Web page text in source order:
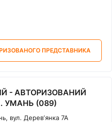
ПРЕДСТАВНИКА
- АВТОРИЗОВАНИЙ
УМАНЬ (089)
вул. Деревʼянка 7А